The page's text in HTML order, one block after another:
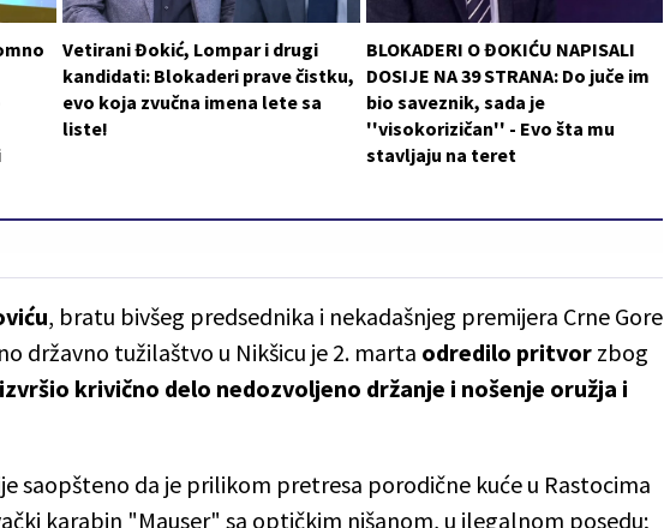
Vetirani Đokić, Lompar i drugi
kandidati: Blokaderi prave čistku,
evo koja zvučna imena lete sa
liste!
BLOKADERI O ĐOKIĆU NAPISALI
DOSIJE NA 39 STRANA: Do juče im
bio saveznik, sada je
''visokorizičan'' - Evo šta mu
stavljaju na teret
, bratu bivšeg predsednika i nekadašnjeg premijera Crne Gore
državno tužilaštvo u Nikšicu je 2. marta odredilo pritvor zbog
krivično delo nedozvoljeno držanje i nošenje oružja i
saopšteno da je prilikom pretresa porodične kuće u Rastocima
karabin "Mauser" sa optičkim nišanom, u ilegalnom posedu;